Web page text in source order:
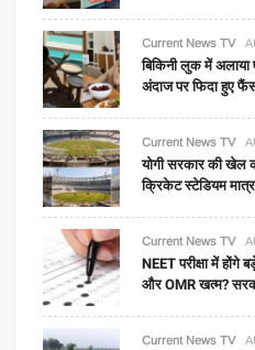
Current News TV
बिकिनी लुक में अलाया
अंदाज पर फिदा हुए
Current News TV
योगी सरकार की खेल
क्रिकेट स्टेडियम
Current News TV
NEET परीक्षा में होंगे
और OMR खत्म?
Current News TV